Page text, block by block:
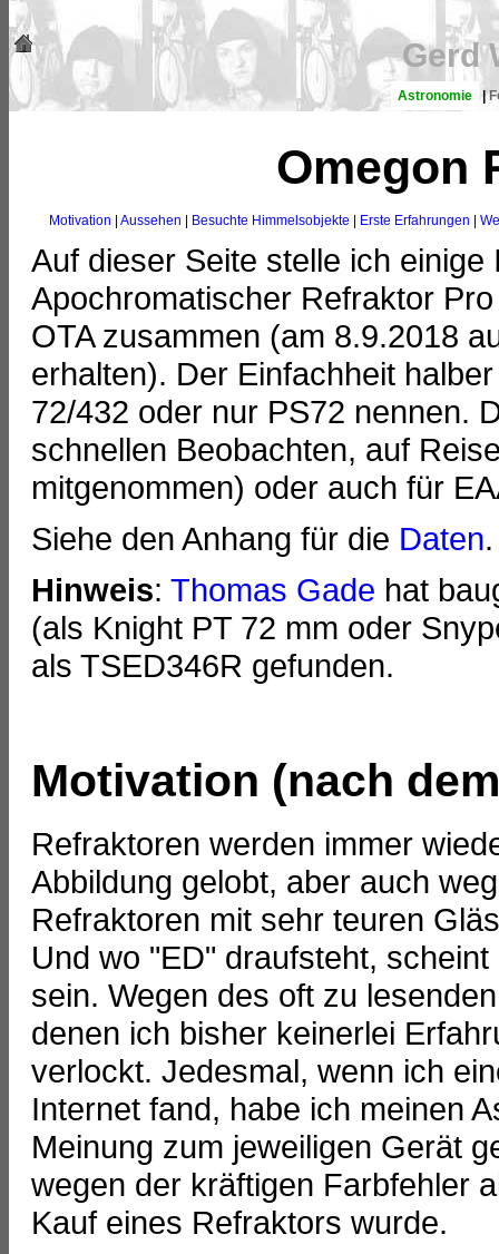
Gerd
Astronomie |
Omegon
Motivation Aussehen Besuchte Himmelsobjekte Erste Erfahrungen
Auf dieser Seite stelle ich
Apochromatischer Refraktor
OTA zusammen (am 8.9.2018
erhalten). Der Einfachheit
72/432 oder nur PS72 nennen.
schnellen Beobachten, auf
mitgenommen) oder auch für
Siehe den Anhang für die Daten.
Hinweis: Thomas Gade hat
(als Knight PT 72 mm oder
als TSED346R gefunden.
Motivation (nach
Refraktoren werden immer
Abbildung gelobt, aber auch
Refraktoren mit sehr teuren
Und wo "ED" draufsteht,
sein. Wegen des oft zu
denen ich bisher keinerlei
verlockt. Jedesmal, wenn ich
Internet fand, habe ich meinen
Meinung zum jeweiligen Gerät
wegen der kräftigen Farbfehler
Kauf eines Refraktors wurde.